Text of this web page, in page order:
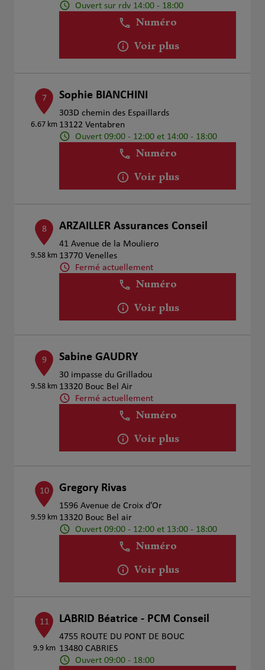
Ouvert sur rdv 14:00 - 18:00
Numéro
Voir plus
7
6.67 km
Sophie BIANCHINI
303D chemin des Espaillards
13122 Ventabren
Ouvert 09:00 - 12:00 et 14:00 - 18:00
Numéro
Voir plus
8
9.58 km
ARZAILLER Assurances Conseil
41 Avenue de la Mouliero
13770 Venelles
Fermé actuellement
Numéro
Voir plus
9
9.58 km
Sabine GAUDRY
30 impasse du Grilladou
13320 Bouc Bel Air
Fermé actuellement
Numéro
Voir plus
10
9.59 km
Gregory Rivas
1596 Avenue de Croix d’Or
13320 Bouc Bel air
Ouvert 09:00 - 12:00 et 13:00 - 18:00
Numéro
Voir plus
11
9.9 km
LABRID Béatrice - PCM Conseil
4755 ROUTE DU PONT DE BOUC
13480 CABRIES
Ouvert 09:00 - 18:00